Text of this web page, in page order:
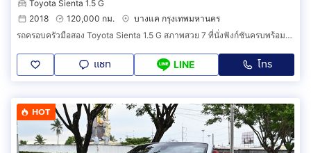
Toyota Sienta 1.5 G
2018
120,000 กม.
บางแค กรุงเทพมหานคร
รถครอบครัวมือสอง Toyota Sienta 1.5 G สภาพสวย 7 ที่นั่งฟังก์ชันครบพร้อมใช้งานทันที (DBHC)
แชท LINE โทร
HOT